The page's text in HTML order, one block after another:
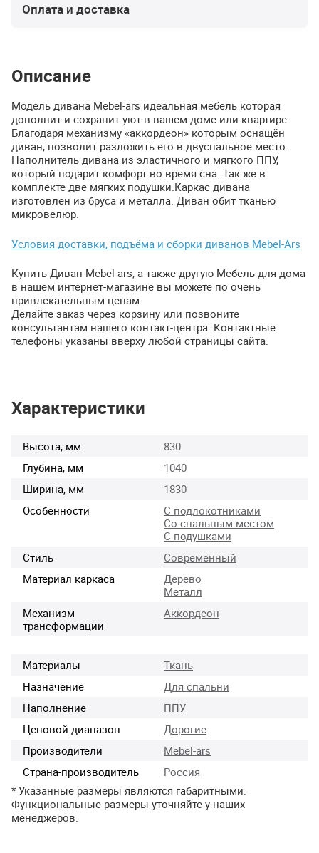
Оплата и доставка
Описание
Модель дивана Mebel-ars идеальная мебель которая
дополнит и сохранит уют в вашем доме или квартире.
Благодаря механизму «аккордеон» которым оснащён
диван, позволит разложить его в двуспальное место.
Наполнитель дивана из эластичного и мягкого ППУ,
который подарит комфорт во время сна. Так же в
комплекте две мягких подушки.Каркас дивана
изготовлен из бруса и металла. Диван обит тканью
микровелюр.
Условия доставки, подъёма и сборки диванов Mebel-Ars
Купить Диван Mebel-ars, а также другую Мебель для дома
в нашем интернет-магазине вы можете по очень
привлекательным ценам.
Делайте заказ через корзину или позвоните
консультантам нашего контакт-центра. Контактные
телефоны указаны вверху любой страницы сайта.
Характеристики
Высота, мм
830
Глубина, мм
1040
Ширина, мм
1830
Особенности
С подлокотниками
Со спальным местом
С подушками
Стиль
Современный
Материал каркаса
Дерево
Металл
Механизм
трансформации
Аккордеон
Материалы
Ткань
Назначение
Для спальни
Наполнение
ППУ
Ценовой диапазон
Дорогие
Производители
Mebel-ars
Страна-производитель
Россия
* Указанные размеры являются габаритными.
Функциональные размеры уточняйте у наших
менеджеров.